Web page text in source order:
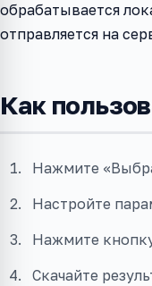
обрабатывается
отправляется на
Как
Нажмите
Настройте
Нажмите
Скачайте